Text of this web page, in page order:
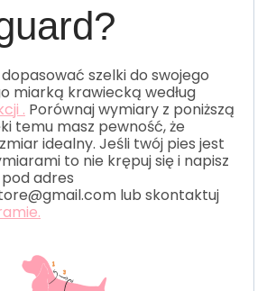
szelki do swojego
miarką krawiecką według
. Porównaj wymiary z poniższą
temu masz pewność, że
idealny. Jeśli twój pies jest
to nie krępuj się i napisz
adres
lub skontaktuj